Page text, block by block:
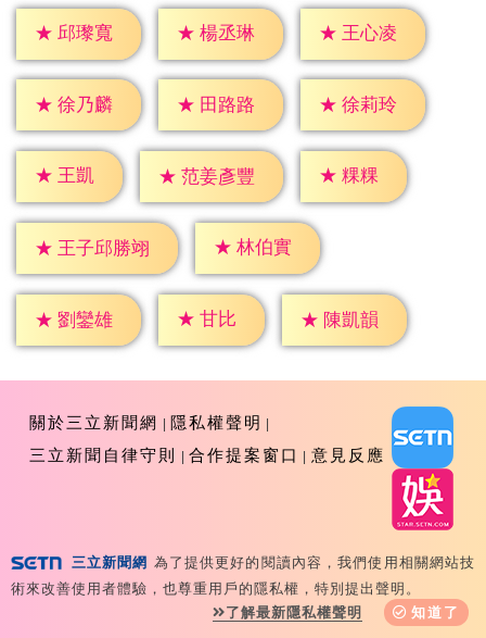
★ 邱瓈寬 ★ 楊丞琳 ★ 王心凌
★ 徐乃麟 ★ 田路路 ★ 徐莉玲
★ 王凱 ★ 范姜彥豐 ★ 粿粿
★ 王子邱勝翊 ★ 林伯實
★ 劉鑾雄 ★ 甘比 ★ 陳凱韻
關於三立新聞網
隱私權聲明
三立新聞自律守則
合作提案窗口 意見反應
Copyright ©2026 Sanlih E-Television All Rights
Reserved 版權所有 盜用必究 台北市內湖區舊宗路一段159
號 02-8792-8888
三立新聞網 為了提供更好的閱讀內容，我們使用相關網站技
術來改善使用者體驗，也尊重用戶的隱私權，特別提出聲明。
了解最新隱私權聲明
知道了